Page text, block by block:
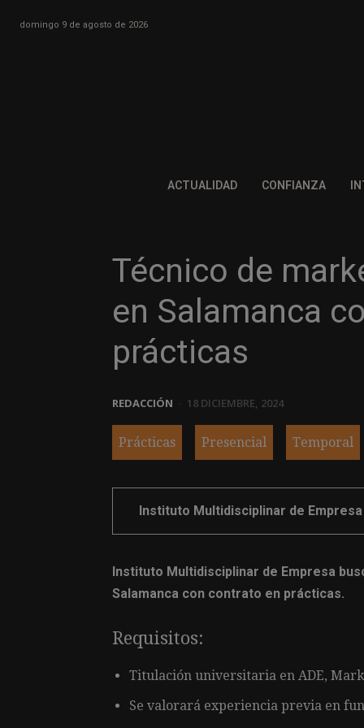
domingo 9 de agosto de 2026
ACTUALIDAD CONFIANZA
Técnico de
en Salamanca
prácticas
REDACCIÓN 18 DICIEMBRE, 2024
Prácticas Presencial Temporal
Instituto Multidisciplinar de Empresa
Instituto Multidisciplinar de Empresa
Salamanca con contrato en prácticas.
Requisitos:
Titulación universitaria en ADE,
Se valorará experiencia previa en